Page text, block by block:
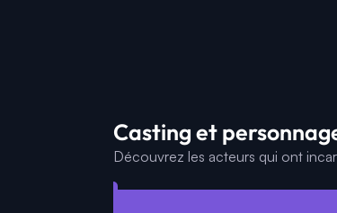
Casting et
Découvrez les acteurs qui ont